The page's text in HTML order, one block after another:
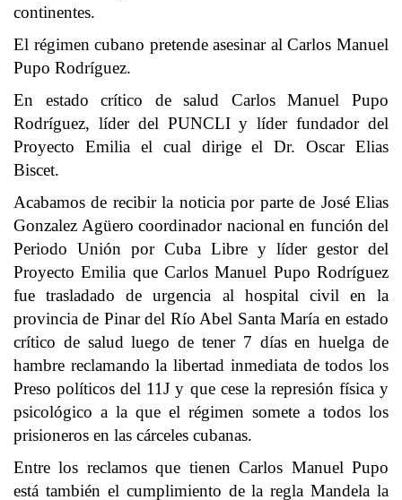
continentes.
El régimen cubano pretende asesinar al Carlos Manuel
Pupo Rodríguez.
En estado crítico de salud Carlos Manuel Pupo
Rodríguez, líder del PUNCLI y líder fundador del
Proyecto Emilia el cual dirige el Dr. Oscar Elias
Biscet.
Acabamos de recibir la noticia por parte de José Elias
Gonzalez Agüero coordinador nacional en función del
Periodo Unión por Cuba Libre y líder gestor del
Proyecto Emilia que Carlos Manuel Pupo Rodríguez
fue trasladado de urgencia al hospital civil en la
provincia de Pinar del Río Abel Santa María en estado
crítico de salud luego de tener 7 días en huelga de
hambre reclamando la libertad inmediata de todos los
Preso políticos del 11J y que cese la represión física y
psicológico a la que el régimen somete a todos los
prisioneros en las cárceles cubanas.
Entre los reclamos que tienen Carlos Manuel Pupo
está también el cumplimiento de la regla Mandela la